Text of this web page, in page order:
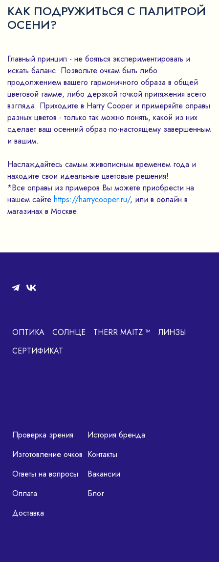
КАК ПОДРУЖИТЬСЯ С ПАЛИТРОЙ
ОСЕНИ?
Главный принцип - не бояться экспериментировать и
искать баланс. Позвольте очкам быть либо
продолжением вашего гармоничного образа в общей
цветовой гамме, либо дерзкой точкой притяжения всего
взгляда. Приходите в Harry Cooper и примеряйте оправы
разных цветов - только так можно понять, какой из них
сделает ваш осенний образ по-настоящему завершенным
и вашим.
Наслаждайтесь самым живописным временем года и
находите свои идеальные цветовые решения!
*Все оправы из примеров Вы можете приобрести на
нашем сайте https://harrycooper.ru/, или в офлайн в
магазинах в Москве.
ОПТИКА СОЛНЦЕ THERR MAITZ ™
ЛИНЗЫ
СЕРТИФИКАТ
Проверка зрения
Изготовление очков
Ответы на вопросы
Оплата
Доставка
История бренда
Контакты
Вакансии
Блог